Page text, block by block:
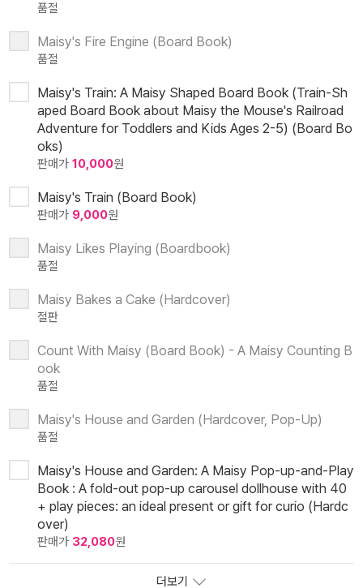
품절
Maisy's Fire Engine (Board Book)
품절
Maisy's Train: A Maisy Shaped Board Book (Train-Sh
aped Board Book about Maisy the Mouse's Railroad
Adventure for Toddlers and Kids Ages 2-5) (Board Bo
oks)
판매가 10,000원
Maisy's Train (Board Book)
판매가 9,000원
Maisy Likes Playing (Boardbook)
품절
Maisy Bakes a Cake (Hardcover)
절판
Count With Maisy (Board Book) - A Maisy Counting B
ook
품절
Maisy's House and Garden (Hardcover, Pop-Up)
품절
Maisy's House and Garden: A Maisy Pop-up-and-Play
Book : A fold-out pop-up carousel dollhouse with 40
+ play pieces: an ideal present or gift for curio (Hardc
over)
판매가 32,080원
더보기